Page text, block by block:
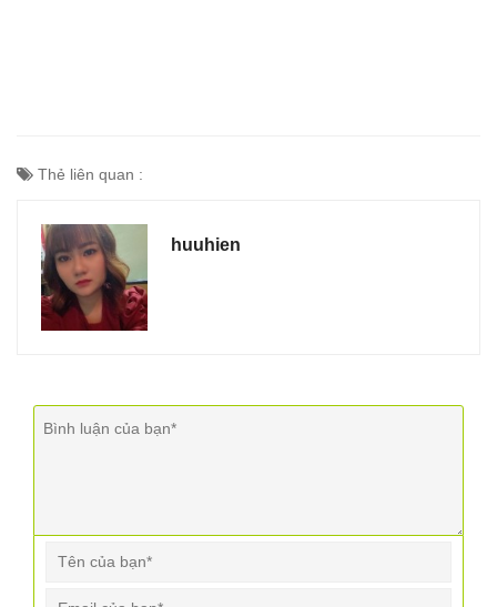
Thẻ liên quan :
huuhien